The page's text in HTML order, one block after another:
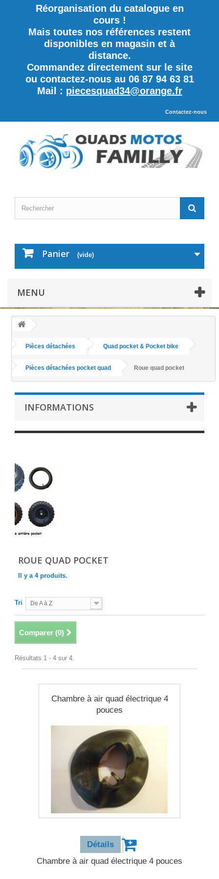
Réorganisation du catalogue en
cours !
Mais toutes nos références restent
disponibles en magasin et à
distance.
Commandez directement sur le site
ou contactez-nous au 06 87 94 63 81
Mail : piecesquad34@orange.fr
Contactez-nous
Panier (vide)
MENU
Pièces détachées Quad pocket & Pocket bike
Pièces détachées pocket quad Roue quad pocket
INFORMATIONS
ROUE QUAD POCKET
Il y a 4 produits.
Tri De A à Z
Comparer (0)
Résultats 1 - 4 sur 4.
Chambre à air quad électrique 4
pouces
Détails
Chambre à air quad électrique 4 pouces